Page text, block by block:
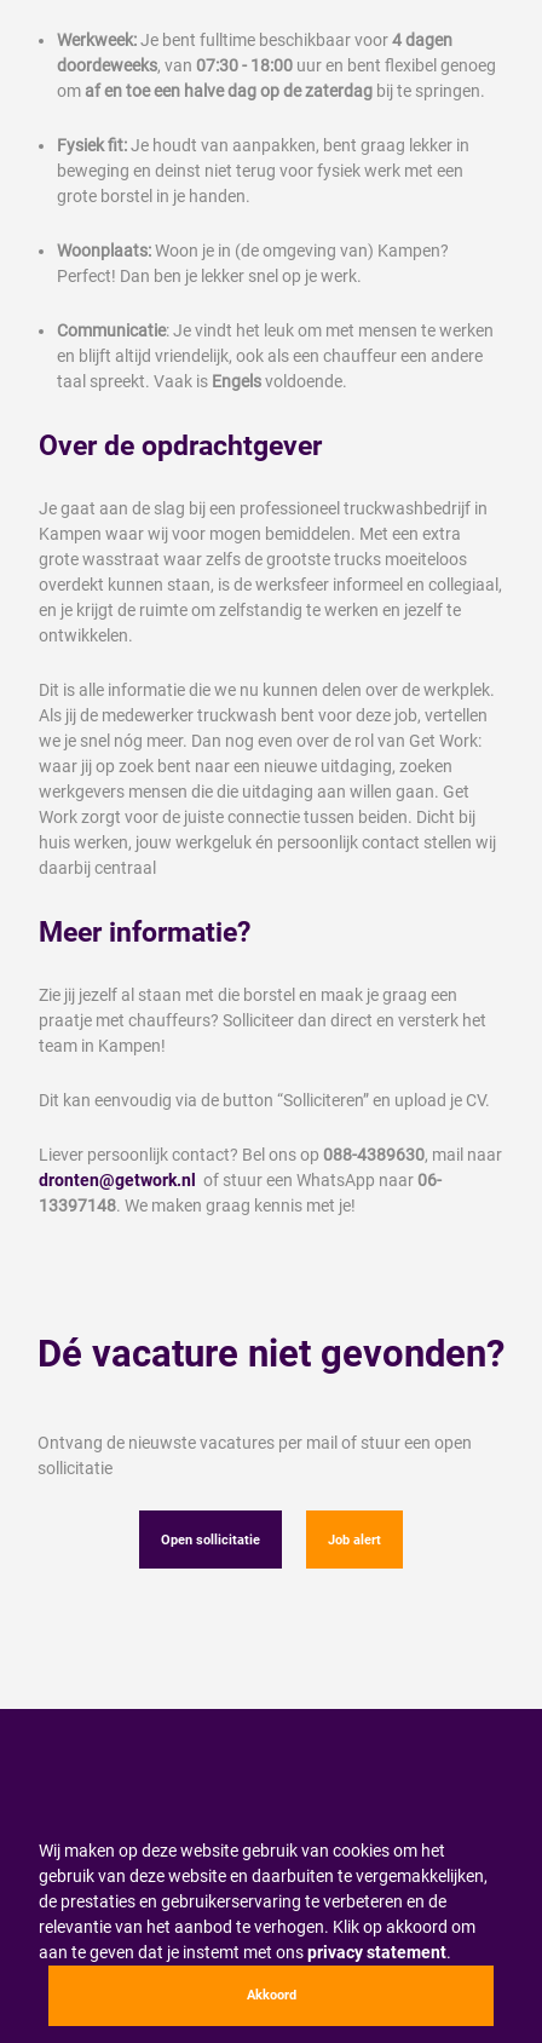
Werkweek:Je bent fulltime beschikbaar voor4 dagen
doordeweeks, van 07:30 - 18:00 uur en bent flexibel genoeg
om af en toe een halve dag op de zaterdag bij te springen.
Fysiek fit:Je houdt van aanpakken, bent graag lekker in
beweging en deinst niet terug voor fysiek werk met een
grote borstel in je handen.
Woonplaats:Woon je in (de omgeving van) Kampen?
Perfect! Dan ben je lekker snel op je werk.
Communicatie: Je vindt het leuk om met mensen te werken
en blijft altijd vriendelijk, ook als een chauffeur een andere
taal spreekt. Vaak is Engelsvoldoende.
Over de opdrachtgever
Je gaat aan de slag bij een professioneel truckwashbedrijf in
Kampen waar wij voor mogen bemiddelen. Met een extra
grote wasstraat waar zelfs de grootste trucks moeiteloos
overdekt kunnen staan, is de werksfeer informeel en collegiaal,
en je krijgt de ruimte om zelfstandig te werken en jezelf te
ontwikkelen.
Dit is alle informatie die we nu kunnen delen over de werkplek.
Als jij de medewerker truckwash bent voor deze job, vertellen
we je snel nóg meer. Dan nog even over de rol van Get Work:
waar jij op zoek bent naar een nieuwe uitdaging, zoeken
werkgevers mensen die die uitdaging aan willen gaan. Get
Work zorgt voor de juiste connectie tussen beiden. Dicht bij
huis werken, jouw werkgeluk én persoonlijk contact stellen wij
daarbij centraal
Meer informatie?
Zie jij jezelf al staan met die borstel en maak je graag een
praatje met chauffeurs? Solliciteer dan direct en versterk het
team in Kampen!
Dit kan eenvoudig via de button “Solliciteren” en upload je CV.
Liever persoonlijk contact? Bel ons op 088-4389630, mail naar
dronten@getwork.nl of stuur een WhatsApp naar06-
13397148. We maken graag kennis met je!
Dé vacature niet gevonden?
Ontvang de nieuwste vacatures per mail of stuur een open
sollicitatie
Open sollicitatie Job alert
Wij maken op deze website gebruik van cookies om het
gebruik van deze website en daarbuiten te vergemakkelijken,
de prestaties en gebruikerservaring te verbeteren en de
relevantie van het aanbod te verhogen. Klik op akkoord om
aan te geven dat je instemt met onsprivacy statement.
Akkoord